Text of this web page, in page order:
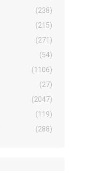
(238)
(215)
(271)
(54)
(1106)
(27)
(2047)
(119)
(288)